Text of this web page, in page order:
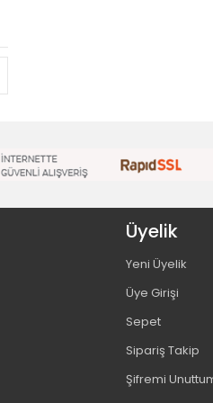
Üyelik
Yeni Üyelik
Üye Girişi
Sepet
Sipariş Takip
Şifremi